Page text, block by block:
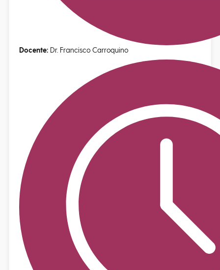
Docente: Dr. Francisco Carroquino